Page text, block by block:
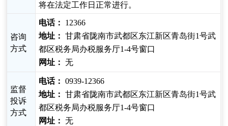
将在法定工作日正常进行。
咨询
方式
电话：
12366
地址： 甘肃省陇南市武都区东江新区青岛街1号武
都区税务局办税服务厅1-4号窗口
网址： 无
监督
投诉
方式
电话： 0939-12366
地址： 甘肃省陇南市武都区东江新区青岛街1号武
都区税务局办税服务厅1-4号窗口
网址： 无